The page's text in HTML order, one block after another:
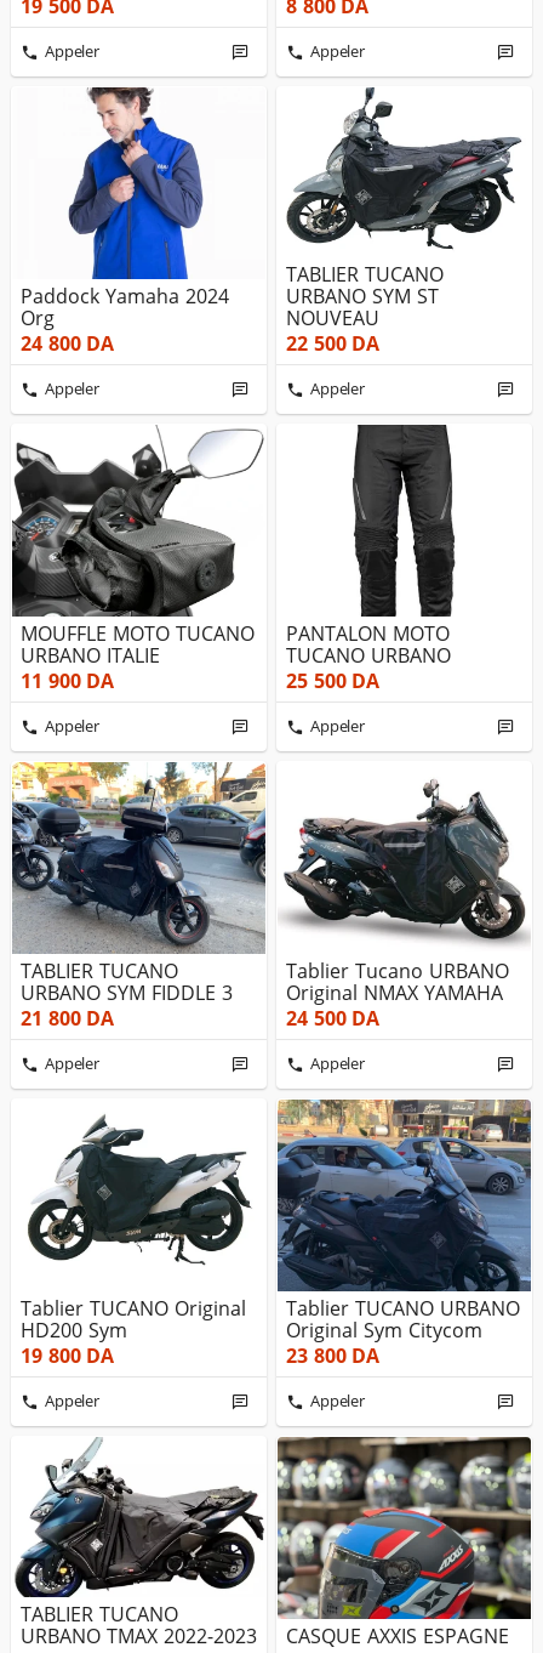
Appeler Appeler
Paddock Yamaha 2024
Org
24 800DA
Appeler
TABLIER TUCANO
URBANO SYM ST
NOUVEAU
22 500DA
Appeler
MOUFFLE MOTO TUCANO
URBANO ITALIE
11 900DA
Appeler
PANTALON MOTO
TUCANO URBANO
25 500DA
Appeler
TABLIER TUCANO
URBANO SYM FIDDLE 3
21 800DA
Appeler
Tablier Tucano URBANO
Original NMAX YAMAHA
24 500DA
Appeler
Tablier TUCANO Original
HD200 Sym
19 800DA
Appeler
Tablier TUCANO URBANO
Original Sym Citycom
23 800DA
Appeler
TABLIER TUCANO
URBANO TMAX 2022-2023 CASQUE AXXIS ESPAGNE